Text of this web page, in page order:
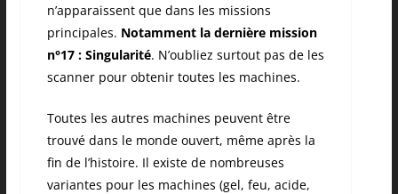
n’apparaissent que dans les missions
principales. Notamment la dernière mission
n°17 : Singularité. N’oubliez surtout pas de les
scanner pour obtenir toutes les machines.
Toutes les autres machines peuvent être
trouvé dans le monde ouvert, même après la
fin de l’histoire. Il existe de nombreuses
variantes pour les machines (gel, feu, acide,